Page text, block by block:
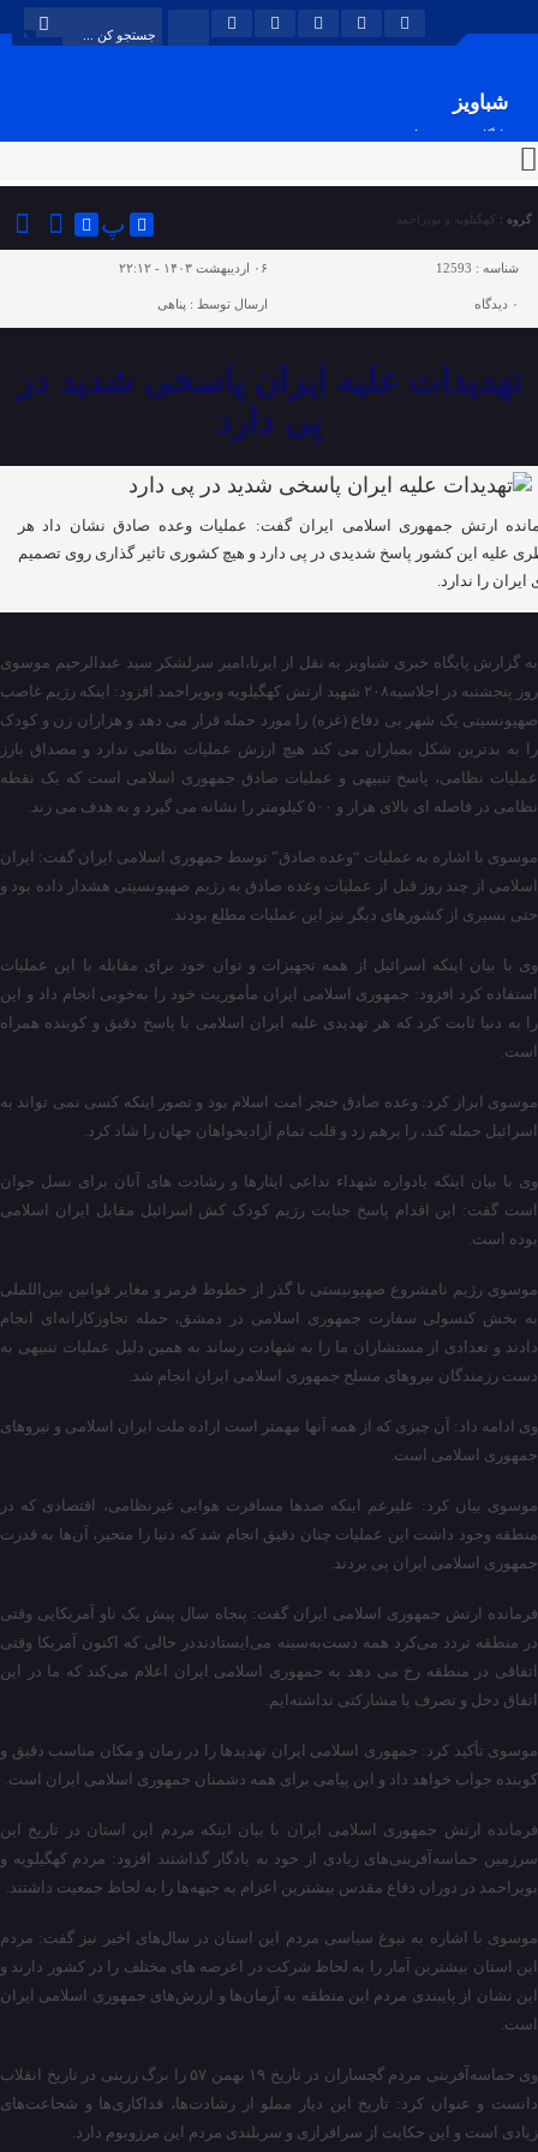
شباویز
پایگاه خبری شباویز
گروه : کهگیلویه و بویراحمد پ
شناسه : 12593 ۰۶ اردیبهشت ۱۴۰۳ - ۲۲:۱۲
۰ دیدگاه ارسال توسط : پناهی
تهدیدات علیه ایران پاسخی شدید در
پی دارد
ارتش جمهوری اسلامی ایران گفت: عملیات وعده صادق نشان داد هر
علیه این کشور پاسخ شدیدی در پی دارد و هیچ کشوری تاثیر گذاری روی تصمیم
ایران را ندارد.
به گزارش پایگاه خبری شباویز به نقل از ایرنا،امیر سرلشکر سید عبدالرحیم موسوی
روز پنجشنبه در اجلاسیه۲۰۸ شهید ارتش کهگیلویه وبویراحمد افزود: اینکه رژیم غاصب
صهیونسیتی یک شهر بی دفاع (غزه) را مورد حمله قرار می دهد و هزاران زن و کودک
را به بدترین شکل بمباران می کند هیچ ارزش عملیات نظامی ندارد و مصداق بارز
عملیات نظامی، پاسخ تنبیهی و عملیات صادق جمهوری اسلامی است که یک نقطه
نظامی در فاصله ای بالای هزار و ۵۰۰ کیلومتر را نشانه می گیرد و به هدف می زند.
موسوی با اشاره به عملیات “وعده صادق” توسط جمهوری اسلامی ایران گفت: ایران
اسلامی از چند روز قبل از عملیات وعده صادق به رژیم صهیونسیتی هشدار داده بود و
حتی بسیری از کشورهای دیگر نیز این عملیات مطلع بودند.
وی با بیان اینکه اسرائیل از همه تجهیزات و توان خود برای مقابله با این عملیات
استفاده کرد افزود: جمهوری اسلامی ایران مأموریت خود را به‌خوبی انجام داد و این
را به دنیا ثابت کرد که هر تهدیدی علیه ایران اسلامی با پاسخ دقیق و کوبنده همراه
است.
موسوی ابراز کرد: وعده صادق خنجر امت اسلام بود و تصور اینکه کسی نمی تواند به
اسرائیل حمله کند، را برهم زد و قلب تمام آزادیخواهان جهان را شاد کرد.
وی با بیان اینکه یادواره شهداء تداعی ایثارها و رشادت های آنان برای نسل جوان
است گفت: این اقدام پاسخ جنایت رژیم کودک کش اسرائیل مقابل ایران اسلامی
بوده است.
موسوی رژیم نامشروع صهیونیستی با گذر از خطوط قرمز و مغایر قوانین بین‌اللملی
به بخش کنسولی سفارت جمهوری اسلامی در دمشق، حمله تجاوزکارانه‌ای انجام
دادند و تعدادی از مستشاران ما را به شهادت رساند به همین دلیل عملیات تنبیهی به
دست رزمندگان نیروهای مسلح جمهوری اسلامی ایران انجام شد.
وی ادامه داد: آن چیزی که از همه آنها مهمتر است اراده ملت ایران اسلامی و نیروهای
جمهوری اسلامی است.
موسوی بیان کرد: علیرغم اینکه صدها مسافرت هوایی غیرنظامی، اقتصادی که در
منطقه وجود داشت این عملیات چنان دقیق انجام شد که دنیا را متحیر، آن‌ها به قدرت
جمهوری اسلامی ایران پی بردند.
فرمانده ارتش جمهوری اسلامی ایران گفت: پنجاه سال پیش یک ناو آمریکایی وقتی
در منطقه تردد می‌کرد همه دست‌به‌سینه می‌ایستادنددر حالی که اکنون آمریکا وقتی
اتفاقی در منطقه رخ می دهد به جمهوری اسلامی ایران اعلام می‌کند که ما در این
اتفاق دخل و تصرف یا مشارکتی نداشته‌ایم.
موسوی تأکید کرد: جمهوری اسلامی ایران تهدیدها را در زمان و مکان مناسب دقیق و
کوبنده جواب خواهد داد و این پیامی برای همه دشمنان جمهوری اسلامی ایران است.
فرمانده ارتش جمهوری اسلامی ایران با بیان اینکه مردم این استان در تاریخ این
سرزمین حماسه‌آفرینی‌های زیادی از خود به یادگار گذاشتند افزود: مردم کهگیلویه و
بویراحمد در دوران دفاع مقدس بیشترین اعزام به جبهه‌ها را به لحاظ جمعیت داشتند.
موسوی با اشاره به نبوغ سیاسی مردم این استان در سال‌های اخیر نیز گفت: مردم
این استان بیشترین آمار را به لحاظ شرکت در اعرصه های مختلف را در کشور دارند و
این نشان از پایبندی مردم این منطقه به آرمان‌ها و ارزش‌های جمهوری اسلامی ایران
است.
وی حماسه‌آفرینی مردم گچساران در تاریخ ۱۹ بهمن ۵۷ را برگ زرینی در تاریخ انقلاب
دانست و عنوان کرد: تاریخ این دیار مملو از رشادت‌ها، فداکاری‌ها و شجاعت‌های
زیادی است و این حکایت از سرافرازی و سربلندی مردم این مرزوبوم دارد.